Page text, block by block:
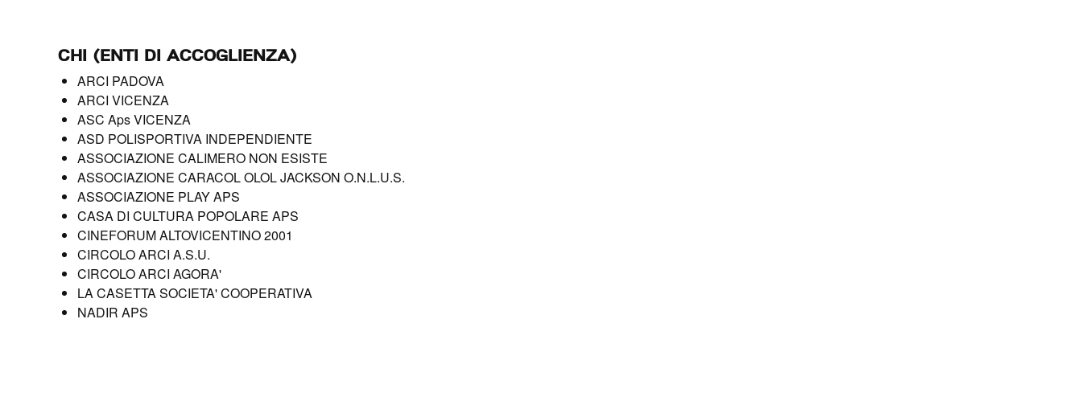
CHI (ENTI DI ACCOGLIENZA)
ARCI PADOVA
ARCI VICENZA
ASC Aps VICENZA
ASD POLISPORTIVA INDEPENDIENTE
ASSOCIAZIONE CALIMERO NON ESISTE
ASSOCIAZIONE CARACOL OLOL JACKSON O.N.L.U.S.
ASSOCIAZIONE PLAY APS
CASA DI CULTURA POPOLARE APS
CINEFORUM ALTOVICENTINO 2001
CIRCOLO ARCI A.S.U.
CIRCOLO ARCI AGORA'
LA CASETTA SOCIETA' COOPERATIVA
NADIR APS